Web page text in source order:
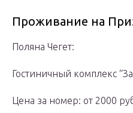
Проживание на
Поляна Чегет:
Гостиничный комплекс
Цена за номер: от 2000